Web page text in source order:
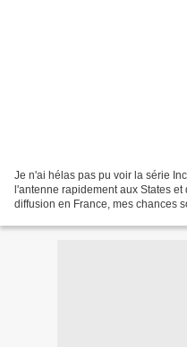
Je n'ai hélas pas pu voir la série
l'antenne rapidement aux States
diffusion en France, mes chances